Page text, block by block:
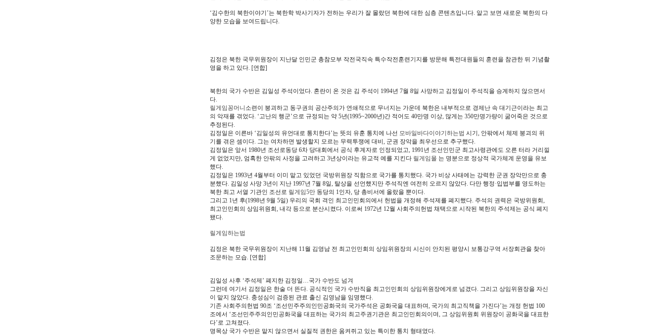
‘김수한의 북한이야기’는 북한학 박사기자가 전하는 우리가 잘 몰랐던 북한에 대한 심층 콘텐츠입니다. 알고 보면 새로운 북한의 다
양한 모습을 보여드립니다.
김정은 북한 국무위원장이 지난달 인민군 총참모부 작전국직속 특수작전훈련기지를 방문해 특전대원들의 훈련을 참관한 뒤 기념촬
영을 하고 있다. [연합]
북한의 국가 수반은 김일성 주석이었다. 혼란이 온 것은 김 주석이 1994년 7월 8일 사망하고 김정일이 주석직을 승계하지 않으면서
다.
릴게임꽁머니 소련이 붕괴하고 동구권의 공산주의가 연쇄적으로 무너지는 가운데 북한은 내부적으로 경제난 속 대기근이라는 최고
의 악재를 겪었다. ‘고난의 행군’으로 규정되는 약 5년(1995~2000년)간 적어도 40만명 이상, 많게는 350만명가량이 굶어죽은 것으로
추정된다.
김정일은 이른바 ‘김일성의 유언대로 통치한다’는 뜻의 유훈 통치에 나선 모바일바다이야기하는법 시기, 안팎에서 체제 붕괴의 위
기를 겪은 셈이다. 그는 여차하면 발생할지 모르는 무력투쟁에 대비, 군권 장악을 최우선으로 추구했다.
김정일은 앞서 1980년 조선로동당 6차 당대회에서 공식 후계자로 인정되었고, 1991년 조선인민군 최고사령관에도 오른 터라 거리낄
게 없었지만, 엄혹한 안팎의 사정을 고려하고 3년상이라는 유교적 예를 지킨다 릴게임몰 는 명분으로 정상적 국가체계 운영을 유보
했다.
김정일은 1993년 4월부터 이미 맡고 있었던 국방위원장 직함으로 국가를 통치했다. 국가 비상 사태에는 강력한 군권 장악만으로 충
분했다. 김일성 사망 3년이 지난 1997년 7월 8일, 탈상을 선언했지만 주석직엔 여전히 오르지 않았다. 다만 행정·입법부를 영도하는
북한 최고 서열 기관인 조선로 릴게임5만 동당의 1인자, 당 총비서에 올랐을 뿐이다.
그리고 1년 후(1998년 9월 5일) 우리의 국회 격인 최고인민회의에서 헌법을 개정해 주석제를 폐지했다. 주석의 권력은 국방위원회,
최고인민회의 상임위원회, 내각 등으로 분산시켰다. 이로써 1972년 12월 사회주의헌법 채택으로 시작된 북한의 주석제는 공식 폐지
됐다.
릴게임하는법
김정은 북한 국무위원장이 지난해 11월 김영남 전 최고인민회의 상임위원장의 시신이 안치된 평양시 보통강구역 서장회관을 찾아
조문하는 모습. [연합]
김일성 사후 ‘주석제’ 폐지한 김정일…국가 수반도 넘겨
그런데 여기서 김정일은 한술 더 뜬다. 공식적인 국가 수반직을 최고인민회의 상임위원장에게로 넘겼다. 그리고 상임위원장을 자신
이 맡지 않았다. 충성심이 검증된 관료 출신 김영남을 임명했다.
기존 사회주의헌법 90조 ‘조선민주주의인민공화국의 국가주석은 공화국을 대표하며, 국가의 최고직책을 가진다’는 개정 헌법 100
조에서 ‘조선민주주의인민공화국을 대표하는 국가의 최고주권기관은 최고인민회의이며, 그 상임위원회 위원장이 공화국을 대표한
다’로 고쳐졌다.
명목상 국가 수반은 맡지 않으면서 실질적 권한은 움켜쥐고 있는 특이한 통치 형태였다.